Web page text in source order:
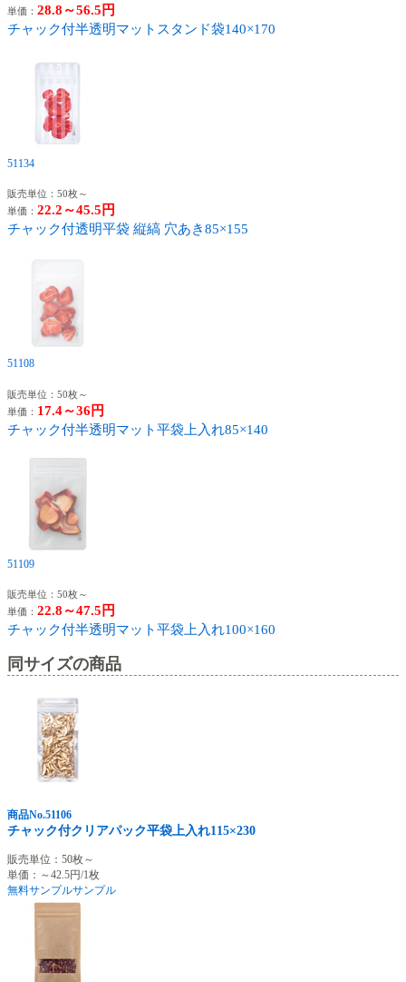
単価： 28.8～56.5円
チャック付半透明マットスタンド袋140×170
51134
販売単位：50枚～
単価： 22.2～45.5円
チャック付透明平袋 縦縞 穴あき85×155
51108
販売単位：50枚～
単価： 17.4～36円
チャック付半透明マット平袋上入れ85×140
51109
販売単位：50枚～
単価： 22.8～47.5円
チャック付半透明マット平袋上入れ100×160
同サイズの商品
商品No.51106
チャック付クリアパック平袋上入れ115×230
販売単位：50枚～
単価：～42.5円/1枚
無料サンプルサンプル